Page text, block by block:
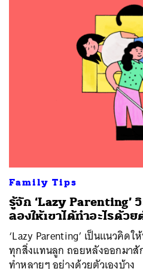
Family Tips
รู้จัก ‘Lazy Parenting’
ลองให้เขาได้ทำอะไรด้ว
‘Lazy Parenting’ เป็นแนวคิด
ทุกสิ่งแทนลูก ถอยหลังออกมาสั
ทำหลายๆ อย่างด้วยตัวเองบ้าง